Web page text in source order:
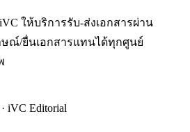
ให้บริการรับ-ส่งเอกสารผ่าน
ษณ์/ยื่นเอกสารแทนได้ทุกศูนย์
iVC Editorial